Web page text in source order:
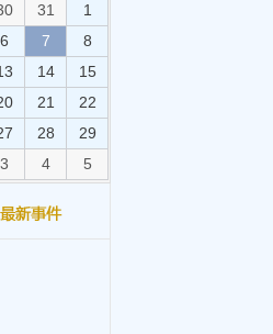
31
1
6 7
8
14
15
21
22
28
29
3 4 5